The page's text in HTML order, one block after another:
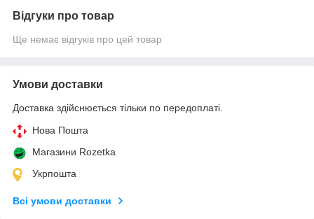
Відгуки про товар
Ще немає відгуків про цей товар
Умови доставки
Доставка здійснюється тільки по передоплаті.
Нова Пошта
Магазини Rozetka
Укрпошта
Всі умови доставки